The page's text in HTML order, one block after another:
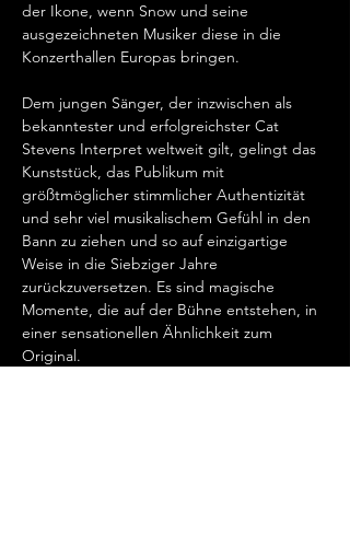
der Ikone, wenn Snow und seine
ausgezeichneten Musiker diese in die
Konzerthallen Europas bringen.
Dem jungen Sänger, der inzwischen als
bekanntester und erfolgreichster Cat
Stevens Interpret weltweit gilt, gelingt das
Kunststück, das Publikum mit
größtmöglicher stimmlicher Authentizität
und sehr viel musikalischem Gefühl in den
Bann zu ziehen und so auf einzigartige
Weise in die Siebziger Jahre
zurückzuversetzen. Es sind magische
Momente, die auf der Bühne entstehen, in
einer sensationellen Ähnlichkeit zum
Original.